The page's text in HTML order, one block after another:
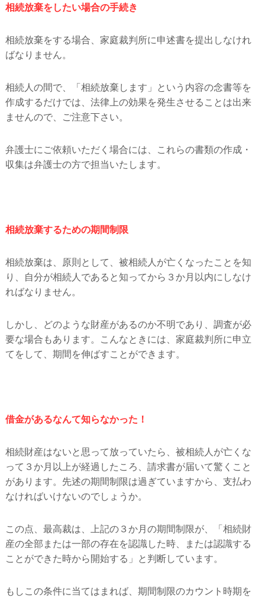
相続放棄をしたい場合の手続き
相続放棄をする場合、家庭裁判所に申述書を提出しなけれ
ばなりません。
相続人の間で、「相続放棄します」という内容の念書等を
作成するだけでは、法律上の効果を発生させることは出来
ませんので、ご注意下さい。
弁護士にご依頼いただく場合には、これらの書類の作成・
収集は弁護士の方で担当いたします。
相続放棄するための期間制限
相続放棄は、原則として、被相続人が亡くなったことを知
り、自分が相続人であると知ってから３か月以内にしなけ
ればなりません。
しかし、どのような財産があるのか不明であり、調査が必
要な場合もあります。こんなときには、家庭裁判所に申立
てをして、期間を伸ばすことができます。
借金があるなんて知らなかった！
相続財産はないと思って放っていたら、被相続人が亡くな
って３か月以上が経過したころ、請求書が届いて驚くこと
があります。先述の期間制限は過ぎていますから、支払わ
なければいけないのでしょうか。
この点、最高裁は、上記の３か月の期間制限が、「相続財
産の全部または一部の存在を認識した時、または認識する
ことができた時から開始する」と判断しています。
もしこの条件に当てはまれば、期間制限のカウント時期を